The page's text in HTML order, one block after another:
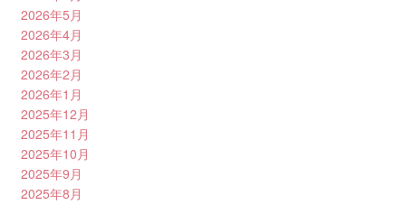
2026年5月
2026年4月
2026年3月
2026年2月
2026年1月
2025年12月
2025年11月
2025年10月
2025年9月
2025年8月